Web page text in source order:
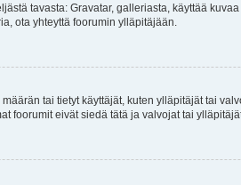
tavasta: Gravatar, galleriasta, käyttää
ota yhteyttä foorumin ylläpitäjään.
tai tietyt käyttäjät, kuten ylläpitäjät tai
foorumit eivät siedä tätä ja valvojat tai